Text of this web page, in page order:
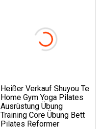
Heißer Verkauf Shuyou Te
Home Gym Yoga Pilates
Ausrüstung Übung
Training Core Übung Bett
Pilates Reformer